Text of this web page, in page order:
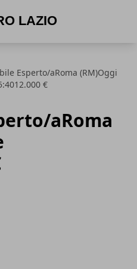
Esperto/aRoma (RM)Oggi
€
aRoma